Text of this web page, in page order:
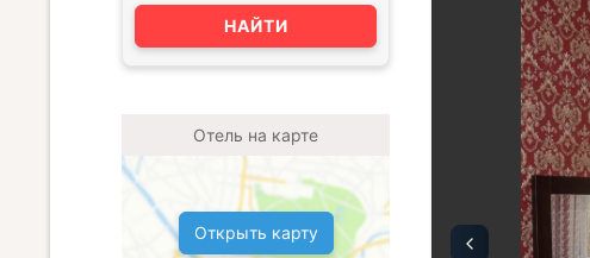
НАЙТИ
Отель на карте
Открыть карту